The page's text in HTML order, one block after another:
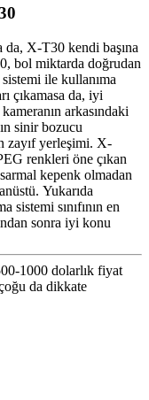
X-T30 kendi başına
bol miktarda doğrudan
ile kullanıma
çıkamasa da, iyi
arkasındaki
sinir bozucu
zayıf yerleşimi. X-
renkleri öne çıkan
kepenk olmadan
Yukarıda
sınıfının en
sonra iyi konu
1000 dolarlık fiyat
da dikkate